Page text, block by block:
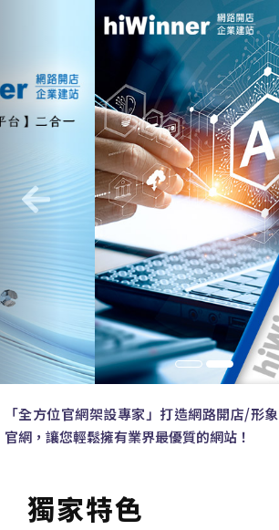
Previous
「全方位官網架設專家」打造網路開店/形象
官網，讓您輕鬆擁有業界最優質的網站！
獨家特色